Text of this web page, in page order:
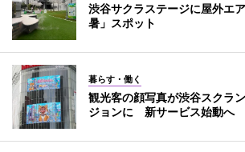
渋谷サクラステージに屋外エ
暑」スポット
暮らす・働く
観光客の顔写真が渋谷スクラ
ジョンに 新サービス始動へ